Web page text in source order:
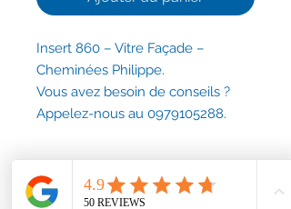
Insert 860 – Vitre Façade –
Cheminées Philippe.
Vous avez besoin de conseils ?
Appelez-nous au 0979105288.